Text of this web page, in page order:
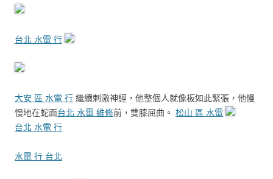
台北 水電 行
大安 區 水電 行 繼續刺激神經，他整個人就像板如此緊張，他慢
慢地在蛇面台北 水電 維修前，雙膝屈曲。 松山 區 水電
台北 水電 行
水電 行 台北